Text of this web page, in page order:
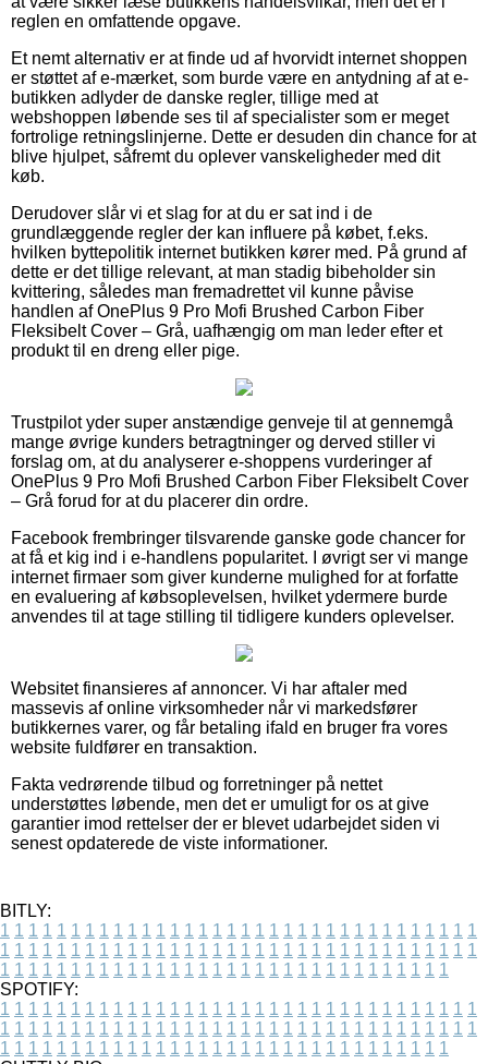
reglen en omfattende opgave.
Et nemt alternativ er at finde ud af hvorvidt internet shoppen
er støttet af e-mærket, som burde være en antydning af at e-
butikken adlyder de danske regler, tillige med at
webshoppen løbende ses til af specialister som er meget
fortrolige retningslinjerne. Dette er desuden din chance for at
blive hjulpet, såfremt du oplever vanskeligheder med dit
køb.
Derudover slår vi et slag for at du er sat ind i de
grundlæggende regler der kan influere på købet, f.eks.
hvilken byttepolitik internet butikken kører med. På grund af
dette er det tillige relevant, at man stadig bibeholder sin
kvittering, således man fremadrettet vil kunne påvise
handlen af OnePlus 9 Pro Mofi Brushed Carbon Fiber
Fleksibelt Cover – Grå, uafhængig om man leder efter et
produkt til en dreng eller pige.
Trustpilot yder super anstændige genveje til at gennemgå
mange øvrige kunders betragtninger og derved stiller vi
forslag om, at du analyserer e-shoppens vurderinger af
OnePlus 9 Pro Mofi Brushed Carbon Fiber Fleksibelt Cover
– Grå forud for at du placerer din ordre.
Facebook frembringer tilsvarende ganske gode chancer for
at få et kig ind i e-handlens popularitet. I øvrigt ser vi mange
internet firmaer som giver kunderne mulighed for at forfatte
en evaluering af købsoplevelsen, hvilket ydermere burde
anvendes til at tage stilling til tidligere kunders oplevelser.
Websitet finansieres af annoncer. Vi har aftaler med
massevis af online virksomheder når vi markedsfører
butikkernes varer, og får betaling ifald en bruger fra vores
website fuldfører en transaktion.
Fakta vedrørende tilbud og forretninger på nettet
understøttes løbende, men det er umuligt for os at give
garantier imod rettelser der er blevet udarbejdet siden vi
senest opdaterede de viste informationer.
BITLY:
1 1 1 1 1 1 1 1 1 1 1 1 1 1 1 1 1 1 1 1 1 1 1 1 1 1 1 1 1 1 1 1 1 1
1 1 1 1 1 1 1 1 1 1 1 1 1 1 1 1 1 1 1 1 1 1 1 1 1 1 1 1 1 1 1 1 1 1
1 1 1 1 1 1 1 1 1 1 1 1 1 1 1 1 1 1 1 1 1 1 1 1 1 1 1 1 1 1 1 1
SPOTIFY:
1 1 1 1 1 1 1 1 1 1 1 1 1 1 1 1 1 1 1 1 1 1 1 1 1 1 1 1 1 1 1 1 1 1
1 1 1 1 1 1 1 1 1 1 1 1 1 1 1 1 1 1 1 1 1 1 1 1 1 1 1 1 1 1 1 1 1 1
1 1 1 1 1 1 1 1 1 1 1 1 1 1 1 1 1 1 1 1 1 1 1 1 1 1 1 1 1 1 1 1